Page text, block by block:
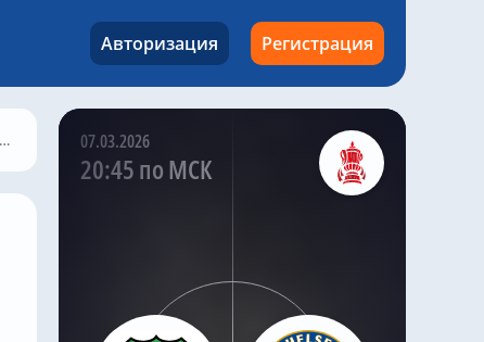
Авторизация Регистрация
07.03.2026
20:45 по МСК